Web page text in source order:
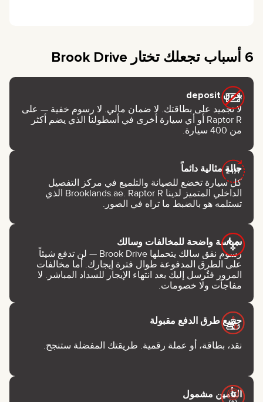
6 أسباب تجعلك تختار Brook Drive
بدون deposit
لا تجميد على بطاقتك. لا ضمان مالي. لا رسوم خفية — على
Raptor R أو أي سيارة أخرى في أسطولنا الذي يضم أكثر
من 400 سيارة.
حالة مثالية دائماً
كل سيارة تخضع للصيانة والتلميع في مركز التفصيل
الداخلي المتميز لدينا Brooklands.ae. Raptor R الذي
تستلمه هو بالضبط ما تراه في الصور.
سياسة واضحة للمخالفات وسالك
رسوم نفق سالك يتحملها Brook Drive — لن تدفع شيئاً
على الطرق المدفوعة طوال فترة إيجارك. أما مخالفات
المرور فتُرسل إليك بعد انتهاء الإيجار للسداد المباشر. لا
مفاجآت ولا خصومات.
جميع طرق الدفع مقبولة
نقد، بطاقة، أو عملة رقمية. طريقتك المفضلة ستنجح.
التأمين مشمول